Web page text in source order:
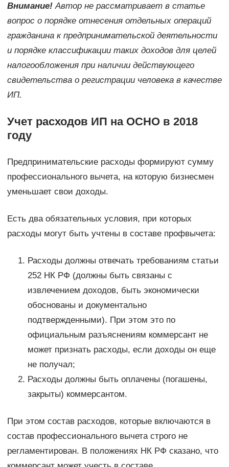
Внимание!Автор не рассматривает в статье
вопрос о порядке отнесения отдельных операций
гражданина к предпринимательской деятельности
и порядке классификации таких доходов для целей
налогообложения при наличии действующего
свидетельства о регистрации человека в качестве
ИП.
Учет расходов ИП на ОСНО в 2018
году
Предпринимательские расходы формируют сумму
профессионального вычета, на которую бизнесмен
уменьшает свои доходы.
Есть два обязательных условия, при которых
расходы могут быть учтены в составе профвычета:
Расходы должны отвечать требованиям статьи
252 НК РФ (должны быть связаны с
извлечением доходов, быть экономически
обоснованы и документально
подтвержденными). При этом это по
официальным разъяснениям коммерсант не
может признать расходы, если доходы он еще
не получал;
Расходы должны быть оплачены (погашены,
закрыты) коммерсантом.
При этом состав расходов, которые включаются в
состав профессионального вычета строго не
регламентирован. В положениях НК РФ сказано, что